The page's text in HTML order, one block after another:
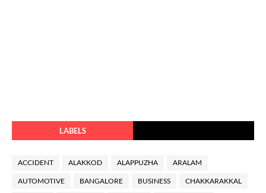
LABELS
ACCIDENT ALAKKOD ALAPPUZHA ARALAM
AUTOMOTIVE BANGALORE BUSINESS CHAKKARAKKAL